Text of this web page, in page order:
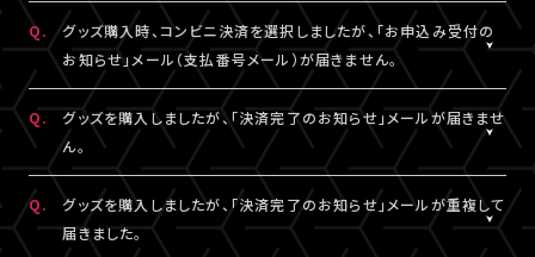
http://www.dhl.com/en/contact_center.html
通信の関係上、メールが届かない可能性もございますので、必ず、
「マイページ」内「グッズ購入情報」よりご確認ください。
し、注文番号の異なる商品をまとめて発送することはできません。
A.
注文番号ごとの発送となります。
同日・同公演の注文でも、注文番号の異なる商品をまとめて、また
は分割して発送することはできません。
Q.
グッズ購入時、コンビニ決済を選択しましたが、「お申込み受付の
お知らせ」メール（支払番号メール）が届きません。
コンビニ決済を選択された場合、「お申込み受付のお知らせ」メー
ル（支払番号メール）は、LIVESHIPにご登録のA!-ID（メールアドレ
ス）宛に【@liveship.tokyo】ドメインから配信しております。
“迷惑メール”として自動振り分け・受信拒否されていないかご確
認ください。
Q.
グッズを購入しましたが、「決済完了のお知らせ」メールが届きませ
ん。
A.
「決済完了のお知らせ」メールは、LIVESHIPにご登録のA!-ID（メー
ルアドレス）宛に【@liveship.tokyo】ドメインから配信しておりま
す。 “迷惑メール”として自動振り分け・受信拒否されていないかご
Q.
グッズを購入しましたが、「決済完了のお知らせ」メールが重複して
届きました。